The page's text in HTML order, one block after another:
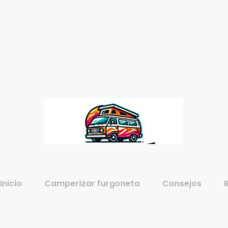
Inicio Camperizar furgoneta Consejos